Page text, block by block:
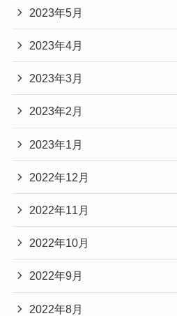
2023年5月
2023年4月
2023年3月
2023年2月
2023年1月
2022年12月
2022年11月
2022年10月
2022年9月
2022年8月